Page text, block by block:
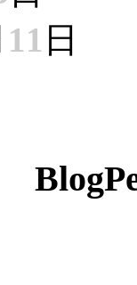
11 日